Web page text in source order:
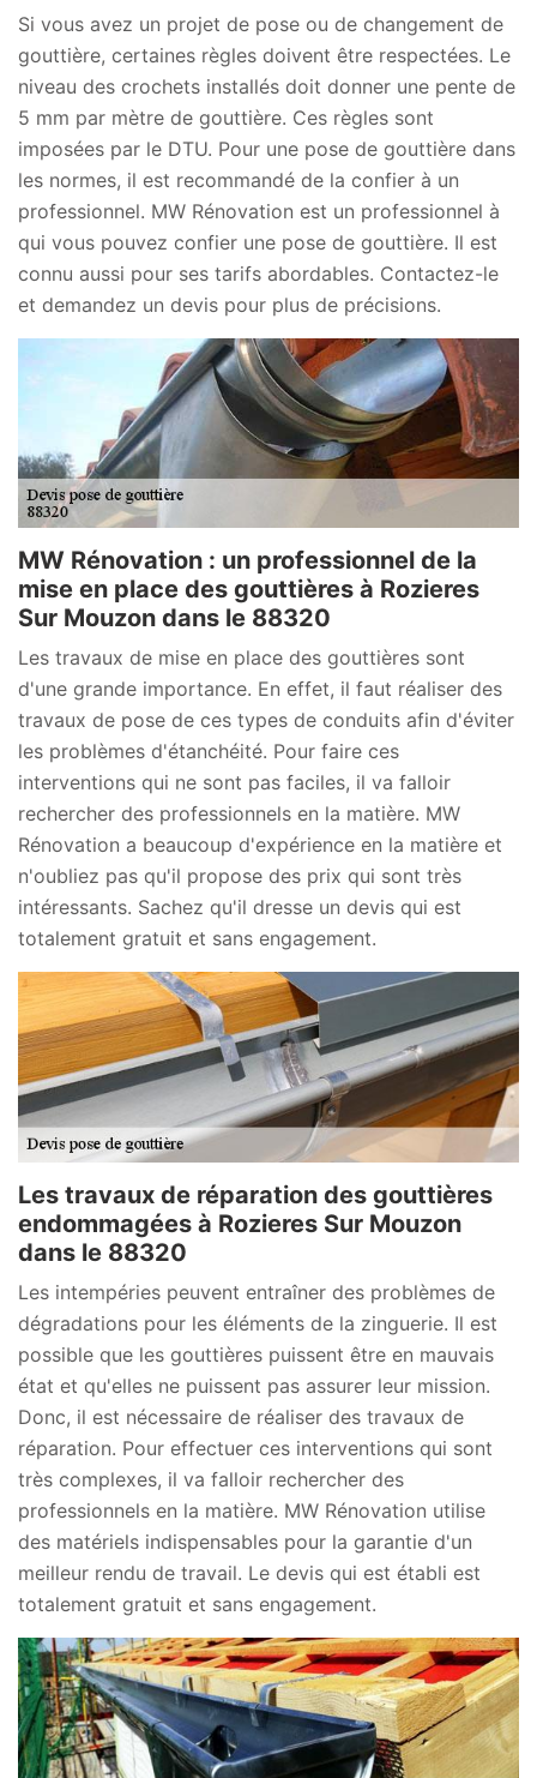
Si vous avez un projet de pose ou de changement de
gouttière, certaines règles doivent être respectées. Le
niveau des crochets installés doit donner une pente de
5 mm par mètre de gouttière. Ces règles sont
imposées par le DTU. Pour une pose de gouttière dans
les normes, il est recommandé de la confier à un
professionnel. MW Rénovation est un professionnel à
qui vous pouvez confier une pose de gouttière. Il est
connu aussi pour ses tarifs abordables. Contactez-le
et demandez un devis pour plus de précisions.
MW Rénovation : un professionnel de la
mise en place des gouttières à Rozieres
Sur Mouzon dans le 88320
Les travaux de mise en place des gouttières sont
d'une grande importance. En effet, il faut réaliser des
travaux de pose de ces types de conduits afin d'éviter
les problèmes d'étanchéité. Pour faire ces
interventions qui ne sont pas faciles, il va falloir
rechercher des professionnels en la matière. MW
Rénovation a beaucoup d'expérience en la matière et
n'oubliez pas qu'il propose des prix qui sont très
intéressants. Sachez qu'il dresse un devis qui est
totalement gratuit et sans engagement.
Les travaux de réparation des gouttières
endommagées à Rozieres Sur Mouzon
dans le 88320
Les intempéries peuvent entraîner des problèmes de
dégradations pour les éléments de la zinguerie. Il est
possible que les gouttières puissent être en mauvais
état et qu'elles ne puissent pas assurer leur mission.
Donc, il est nécessaire de réaliser des travaux de
réparation. Pour effectuer ces interventions qui sont
très complexes, il va falloir rechercher des
professionnels en la matière. MW Rénovation utilise
des matériels indispensables pour la garantie d'un
meilleur rendu de travail. Le devis qui est établi est
totalement gratuit et sans engagement.